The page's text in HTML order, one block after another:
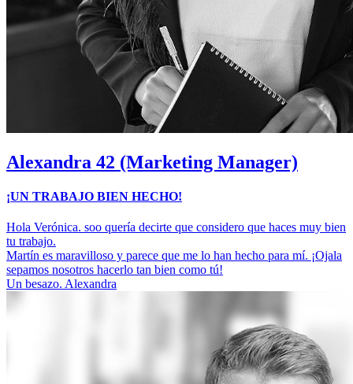
Alexandra 42 (Marketing Manager)
¡UN TRABAJO BIEN HECHO!
Hola Verónica. soo quería decirte que considero que haces muy bien
tu trabajo.
Martín es maravilloso y parece que me lo han hecho para mí. ¡Ojala
sepamos nosotros hacerlo tan bien como tú!
Un besazo. Alexandra